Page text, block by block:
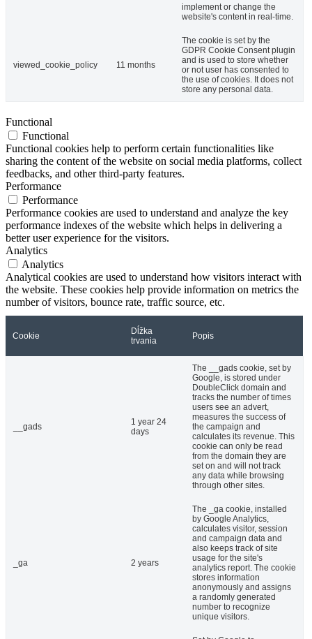
implement or change the
website's content in real-time.
viewed_cookie_policy 11 months
The cookie is set by the
GDPR Cookie Consent plugin
and is used to store whether
or not user has consented to
the use of cookies. It does not
store any personal data.
Functional
Functional
Functional cookies help to perform certain functionalities like
sharing the content of the website on social media platforms, collect
feedbacks, and other third-party features.
Performance
Performance
Performance cookies are used to understand and analyze the key
performance indexes of the website which helps in delivering a
better user experience for the visitors.
Analytics
Analytics
Analytical cookies are used to understand how visitors interact with
the website. These cookies help provide information on metrics the
number of visitors, bounce rate, traffic source, etc.
Cookie
Dĺžka
trvania
Popis
__gads
1 year 24
days
The __gads cookie, set by
Google, is stored under
DoubleClick domain and
tracks the number of times
users see an advert,
measures the success of
the campaign and
calculates its revenue. This
cookie can only be read
from the domain they are
set on and will not track
any data while browsing
through other sites.
_ga 2 years
The _ga cookie, installed
by Google Analytics,
calculates visitor, session
and campaign data and
also keeps track of site
usage for the site's
analytics report. The cookie
stores information
anonymously and assigns
a randomly generated
number to recognize
unique visitors.